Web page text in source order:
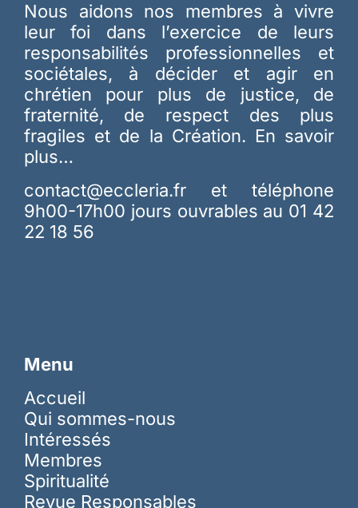
Nous aidons nos membres à vivre
leur foi dans l’exercice de leurs
responsabilités professionnelles et
sociétales, à décider et agir en
chrétien pour plus de justice, de
fraternité, de respect des plus
fragiles et de la Création. En savoir
plus…
contact@eccleria.fr et téléphone
9h00-17h00 jours ouvrables au 01 42
22 18 56
Menu
Accueil
Qui sommes-nous
Intéressés
Membres
Spiritualité
Revue Responsables